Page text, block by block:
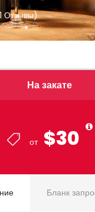
Отзывы)
На закате
от $30
Бланк